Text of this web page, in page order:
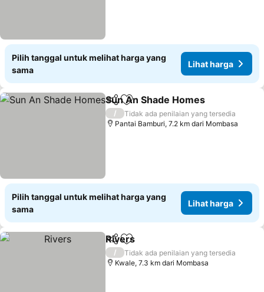
Pilih tanggal untuk melihat harga yang
sama
Lihat harga
BagikanTambahkan ke favorit
Sun An Shade Homes
/
Tidak ada penilaian yang tersedia
Pantai Bamburi, 7.2 km dari Mombasa
Pilih tanggal untuk melihat harga yang
sama
Lihat harga
BagikanTambahkan ke favorit
Rivers
/
Tidak ada penilaian yang tersedia
Kwale, 7.3 km dari Mombasa